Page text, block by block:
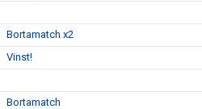
Bortamatch x2
Vinst!
Bortamatch